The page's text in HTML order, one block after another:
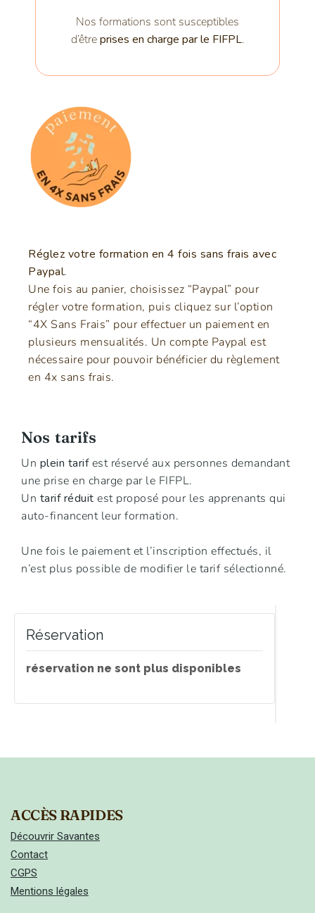
Nos formations sont susceptibles
d’êtreprises en charge par le FIFPL.
Réglez votre formation en 4 fois sans frais avec
Paypal.
Une fois au panier, choisissez “Paypal” pour
régler votre formation, puis cliquez sur l’option
“4X Sans Frais” pour effectuer un paiement en
plusieurs mensualités. Un compte Paypal est
nécessaire pour pouvoir bénéficier du règlement
en 4x sans frais.
Nos tarifs
Un plein tarifest réservé aux personnes demandant
une prise en charge par le FIFPL.
Un tarif réduit est proposé pour les apprenants qui
auto-financent leur formation.
Une fois le paiement et l’inscription effectués, il
n’est plus possible de modifier le tarif sélectionné.
Réservation
réservation ne sont plus disponibles
ACCÈS RAPIDES
Découvrir Savantes
Contact
CGPS
Mentions légales